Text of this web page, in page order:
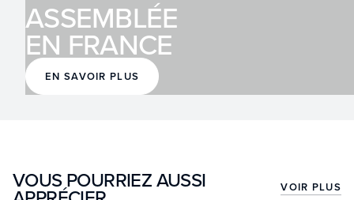
ASSEMBLÉE
EN FRANCE
EN SAVOIR PLUS
VOUS POURRIEZ AUSSI VOIR PLUS